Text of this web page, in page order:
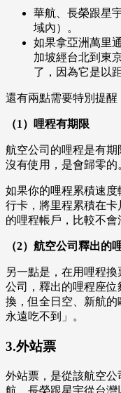
華航、長榮跟星
域內）。
如果拿亞洲萬里
加坡經台北到東
了，因為它是以
還有兩點需要特別提醒
（1）哩程有期限
航空公司的哩程是有
沒有使用，是會歸零的
如果你的哩程累積速
行卡，將里程累積在卡
的哩程帳戶，比較不會
（2）航空公司釋出的
另一點是，在用哩程
公司，釋出的哩程座
換，但全日空、新航
永遠吃不到」。
3.外站票
外站票，是從該航空
航、長榮跟星宇從台